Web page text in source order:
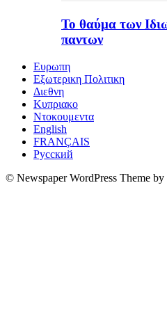
Το θαύμα των
παντων
Ευρωπη
Εξωτερικη Πολιτικη
Διεθνη
Κυπριακο
Ντοκουμεντα
English
FRANÇAIS
Русский
© Newspaper WordPress Theme